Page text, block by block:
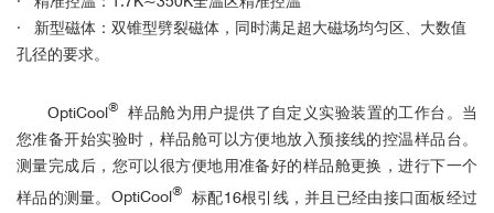
· 新型磁体：双锥型劈裂磁体，同时满足超大磁场均匀区、大数值
孔径的要求。
OptiCool®
样品舱为用户提供了自定义实验装置的工作台。当
您准备开始实验时，样品舱可以方便地放入预接线的控温样品台。
测量完成后，您可以很方便地用准备好的样品舱更换，进行下一个
样品的测量。 OptiCool®
标配16根引线，并且已经由接口面板经过